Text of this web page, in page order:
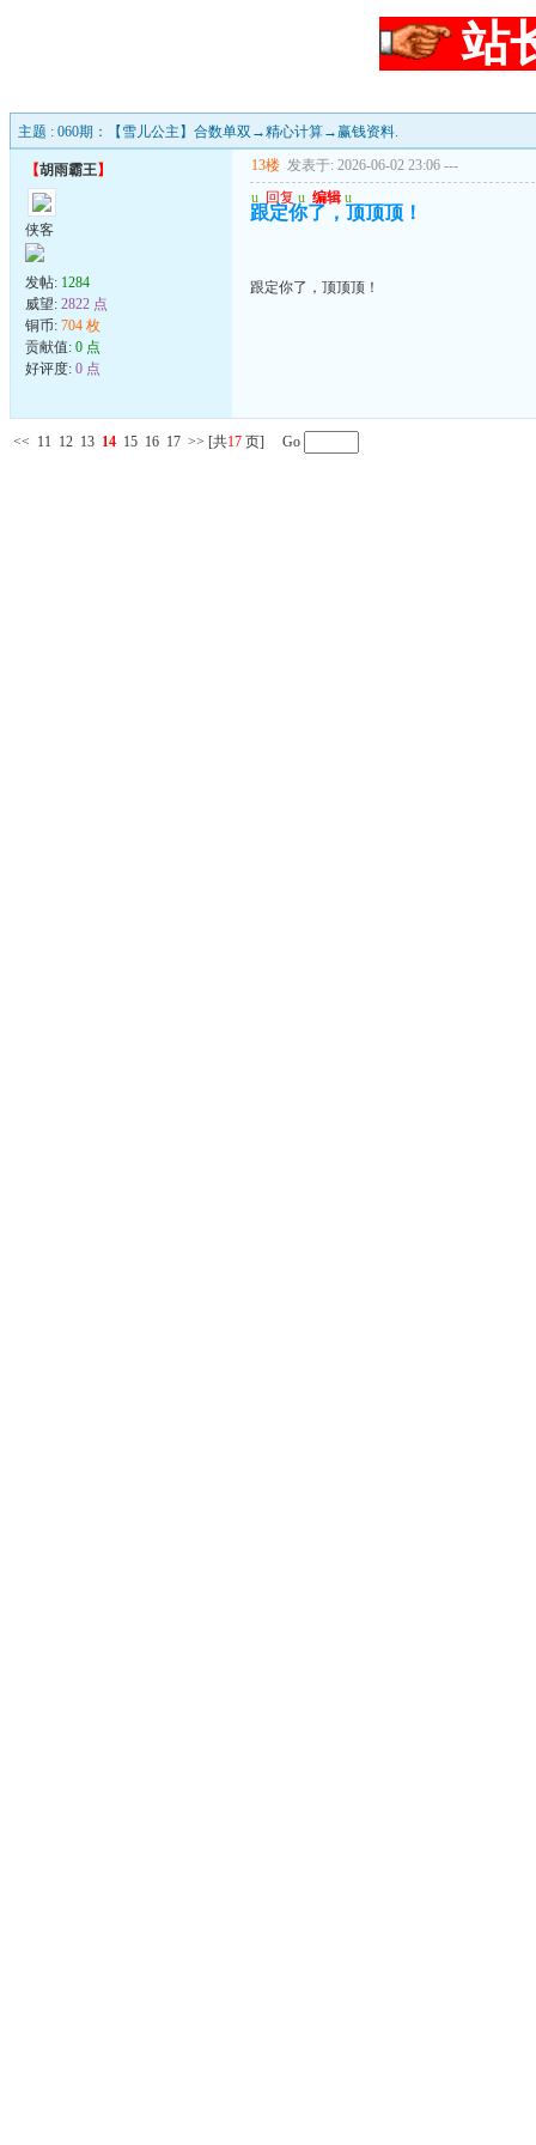
站
主题 : 060期：【雪儿公主】合数单双→精心计算→赢钱资料.
【胡雨霸王】
侠客
发帖: 1284
威望: 2822 点
铜币: 704 枚
贡献值: 0 点
好评度: 0 点
13楼 发表于: 2026-06-02 23:06 ---
u 回复 u 编辑 u
跟定你了，顶顶顶！
跟定你了，顶顶顶！
<< 11 12 13 14 15 16 17 >> [共17 页] Go